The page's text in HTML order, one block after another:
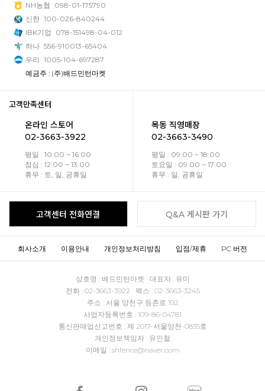
NH농협
098-01-175790
신한 100-026-840244
IBK기업
078-151498-04-012
하나 556-910013-65404
우리 1005-104-697287
예금주 : (주)배드민턴마켓
고객만족센터
온라인 스토어
02-3663-3922
평일 : 10:00 ~ 16:00
점심 : 12:00 ~ 13:00
휴무 : 토, 일, 공휴일
목동 직영매장
02-3663-3490
평일 : 09:00 ~ 18:00
토요일 : 09:00 ~ 17:00
휴무 : 일, 공휴일
고객센터 전화연결 Q&A 게시판 가기
회사소개 이용안내 개인정보처리방침 입점/제휴 PC 버전
상호명 : 배드민턴마켓 대표자 : 유미
전화 : 02-3663-3922 팩스 : 02-3663-3245
주소 : 서울 양천구 등촌로 192
사업자등록번호 : 109-86-04781
통신판매업신고번호 : 제 2017-서울양천-0835호
개인정보책임자 : 유인철
이메일 : shfence@naver.com